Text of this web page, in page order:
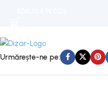
Urmărește-ne pe: